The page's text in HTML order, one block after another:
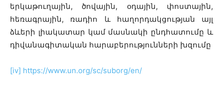
երկաթուղային, ծովային, օդային, փոստային,
հեռագրային, ռադիո և հաղորդակցության այլ
ձևերի լիակատար կամ մասնակի ընդհատումը և
դիվանագիտական հարաբերությունների խզումը
[iv] https://www.un.org/sc/suborg/en/